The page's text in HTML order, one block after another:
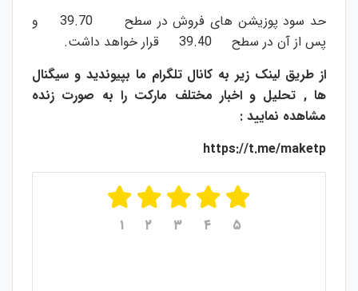
حد سود پوزیشن های فروش در سطح 39.70 و
پس از آن در سطح 39.40 قرار خواهد داشت.
از طریق لینک زیر به کانال تلگرام ما بپیوندید و سیگنال
ها , تحلیل و اخبار مختلف مارکت را به صورت زنده
مشاهده نمایید :
https://t.me/maketp
۱ ۲ ۳ ۴ ۵